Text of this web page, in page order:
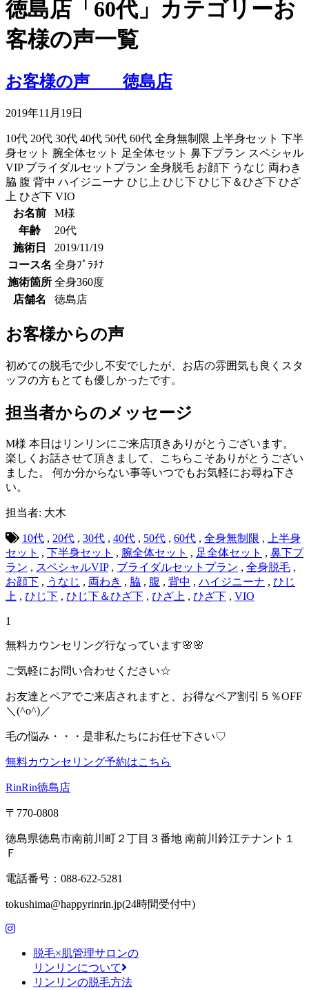
徳島店「60代」カテゴリーお
客様の声一覧
お客様の声 徳島店
2019年11月19日
10代 20代 30代 40代 50代 60代 全身無制限 上半身セット 下半
身セット 腕全体セット 足全体セット 鼻下プラン スペシャル
VIP ブライダルセットプラン 全身脱毛 お顔下 うなじ 両わき
脇 腹 背中 ハイジニーナ ひじ上 ひじ下 ひじ下＆ひざ下 ひざ
上 ひざ下 VIO
お名前
M様
年齢
20代
施術日
2019/11/19
コース名 全身ﾌﾟﾗﾁﾅ
施術箇所 全身360度
店舗名
徳島店
お客様からの声
初めての脱毛で少し不安でしたが、お店の雰囲気も良くスタ
ッフの方もとても優しかったです。
担当者からのメッセージ
M様 本日はリンリンにご来店頂きありがとうございます。
楽しくお話させて頂きまして、こちらこそありがとうござい
ました。 何か分からない事等いつでもお気軽にお尋ね下さ
い。
担当者: 大木
10代 , 20代 , 30代 , 40代 , 50代 , 60代 , 全身無制限 , 上半身
セット , 下半身セット , 腕全体セット , 足全体セット , 鼻下プ
ラン , スペシャルVIP, ブライダルセットプラン , 全身脱毛 ,
お顔下 , うなじ , 両わき , 脇 , 腹 , 背中 , ハイジニーナ , ひじ
上 , ひじ下 , ひじ下＆ひざ下 , ひざ上 , ひざ下 , VIO
1
無料カウンセリング行なっています🌸🌸
ご気軽にお問い合わせください☆
お友達とペアでご来店されますと、お得なペア割引５％OFF
＼(^o^)／
毛の悩み・・・是非私たちにお任せ下さい♡
無料カウンセリング予約はこちら
RinRin徳島店
〒770-0808
徳島県徳島市南前川町２丁目３番地 南前川鈴江テナント１
Ｆ
電話番号：088-622-5281
tokushima@happyrinrin.jp(24時間受付中)
脱毛×肌管理サロンの
リンリンについて
リンリンの脱毛方法